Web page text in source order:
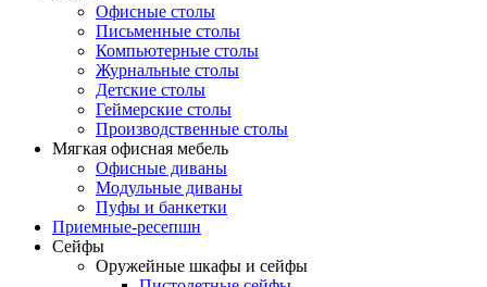
Офисные столы
Письменные столы
Компьютерные столы
Журнальные столы
Детские столы
Геймерские столы
Производственные столы
Мягкая офисная мебель
Офисные диваны
Модульные диваны
Пуфы и банкетки
Приемные-ресепшн
Сейфы
Оружейные шкафы и сейфы